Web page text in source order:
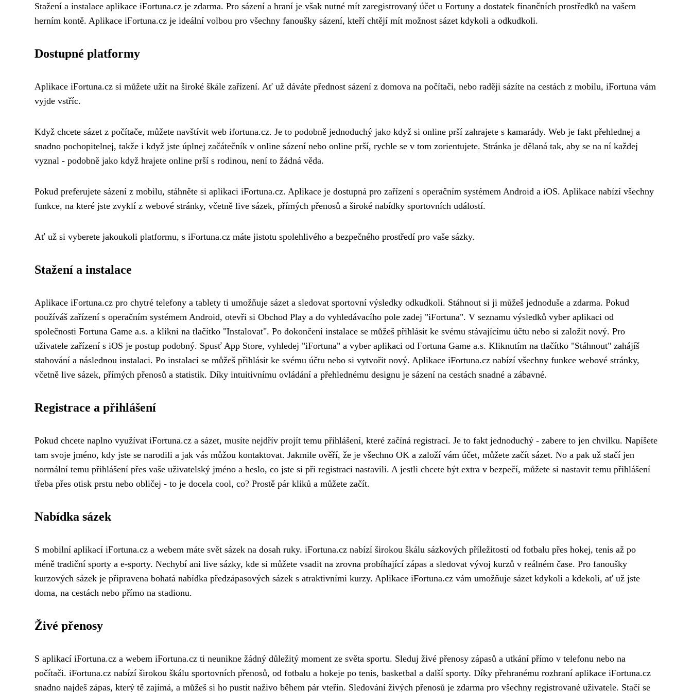
Stažení a instalace aplikace iFortuna.cz je zdarma. Pro sázení a hraní je však nutné mít zaregistrovaný účet u Fortuny a dostatek finančních prostředků na vašem
herním kontě. Aplikace iFortuna.cz je ideální volbou pro všechny fanoušky sázení, kteří chtějí mít možnost sázet kdykoli a odkudkoli.
Dostupné platformy
Aplikace iFortuna.cz si můžete užít na široké škále zařízení. Ať už dáváte přednost sázení z domova na počítači, nebo raději sázíte na cestách z mobilu, iFortuna vám
vyjde vstříc.
Když chcete sázet z počítače, můžete navštívit web ifortuna.cz. Je to podobně jednoduchý jako když si online prší zahrajete s kamarády. Web je fakt přehlednej a
snadno pochopitelnej, takže i když jste úplnej začátečník v online sázení nebo online prší, rychle se v tom zorientujete. Stránka je dělaná tak, aby se na ní každej
vyznal - podobně jako když hrajete online prší s rodinou, není to žádná věda.
Pokud preferujete sázení z mobilu, stáhněte si aplikaci iFortuna.cz. Aplikace je dostupná pro zařízení s operačním systémem Android a iOS. Aplikace nabízí všechny
funkce, na které jste zvyklí z webové stránky, včetně live sázek, přímých přenosů a široké nabídky sportovních událostí.
Ať už si vyberete jakoukoli platformu, s iFortuna.cz máte jistotu spolehlivého a bezpečného prostředí pro vaše sázky.
Stažení a instalace
Aplikace iFortuna.cz pro chytré telefony a tablety ti umožňuje sázet a sledovat sportovní výsledky odkudkoli. Stáhnout si ji můžeš jednoduše a zdarma. Pokud
používáš zařízení s operačním systémem Android, otevři si Obchod Play a do vyhledávacího pole zadej "iFortuna". V seznamu výsledků vyber aplikaci od
společnosti Fortuna Game a.s. a klikni na tlačítko "Instalovat". Po dokončení instalace se můžeš přihlásit ke svému stávajícímu účtu nebo si založit nový. Pro
uživatele zařízení s iOS je postup podobný. Spusť App Store, vyhledej "iFortuna" a vyber aplikaci od Fortuna Game a.s. Kliknutím na tlačítko "Stáhnout" zahájíš
stahování a následnou instalaci. Po instalaci se můžeš přihlásit ke svému účtu nebo si vytvořit nový. Aplikace iFortuna.cz nabízí všechny funkce webové stránky,
včetně live sázek, přímých přenosů a statistik. Díky intuitivnímu ovládání a přehlednému designu je sázení na cestách snadné a zábavné.
Registrace a přihlášení
Pokud chcete naplno využívat iFortuna.cz a sázet, musíte nejdřív projít temu přihlášení, které začíná registrací. Je to fakt jednoduchý - zabere to jen chvilku. Napíšete
tam svoje jméno, kdy jste se narodili a jak vás můžou kontaktovat. Jakmile ověří, že je všechno OK a založí vám účet, můžete začít sázet. No a pak už stačí jen
normální temu přihlášení přes vaše uživatelský jméno a heslo, co jste si při registraci nastavili. A jestli chcete být extra v bezpečí, můžete si nastavit temu přihlášení
třeba přes otisk prstu nebo obličej - to je docela cool, co? Prostě pár kliků a můžete začít.
Nabídka sázek
S mobilní aplikací iFortuna.cz a webem máte svět sázek na dosah ruky. iFortuna.cz nabízí širokou škálu sázkových příležitostí od fotbalu přes hokej, tenis až po
méně tradiční sporty a e-sporty. Nechybí ani live sázky, kde si můžete vsadit na zrovna probíhající zápas a sledovat vývoj kurzů v reálném čase. Pro fanoušky
kurzových sázek je připravena bohatá nabídka předzápasových sázek s atraktivními kurzy. Aplikace iFortuna.cz vám umožňuje sázet kdykoli a kdekoli, ať už jste
doma, na cestách nebo přímo na stadionu.
Živé přenosy
S aplikací iFortuna.cz a webem iFortuna.cz ti neunikne žádný důležitý moment ze světa sportu. Sleduj živé přenosy zápasů a utkání přímo v telefonu nebo na
počítači. iFortuna.cz nabízí širokou škálu sportovních přenosů, od fotbalu a hokeje po tenis, basketbal a další sporty. Díky přehranému rozhraní aplikace iFortuna.cz
snadno najdeš zápas, který tě zajímá, a můžeš si ho pustit naživo během pár vteřin. Sledování živých přenosů je zdarma pro všechny registrované uživatele. Stačí se